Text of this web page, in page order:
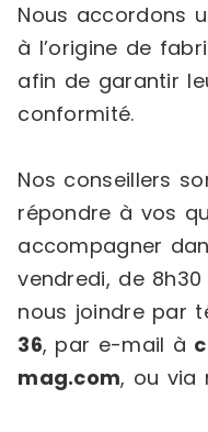
Nous accordons
à l’origine de
afin de garantir
conformité.
Nos conseillers
répondre à vos
accompagner
vendredi, de 8h30
nous joindre par
36, par e-mail à
mag.com, ou via